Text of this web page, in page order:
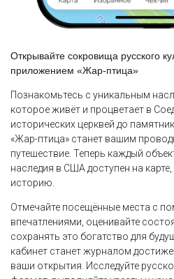
Открывайте сокровища русского
приложением «Жар-птица»
Познакомьтесь с уникальным
которое живёт и процветает в
исторических церквей до
«Жар-птица» станет вашим
путешествие. Теперь каждый
наследия в США доступен на
историю.
Отмечайте посещённые места с
впечатлениями, оценивайте
сохранять это богатство для
кабинет станет журналом
ваши открытия. Исследуйте